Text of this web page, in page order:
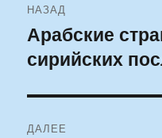
по
записям
НАЗАД
Предыдущая
запись:
Арабские
сирийских
ДАЛЕЕ